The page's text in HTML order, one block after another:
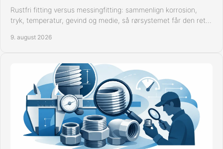
Rustfri fitting versus messingfitting: sammenlign korrosion,
tryk, temperatur, gevind og medie, så rørsystemet får den rette
9. august 2026